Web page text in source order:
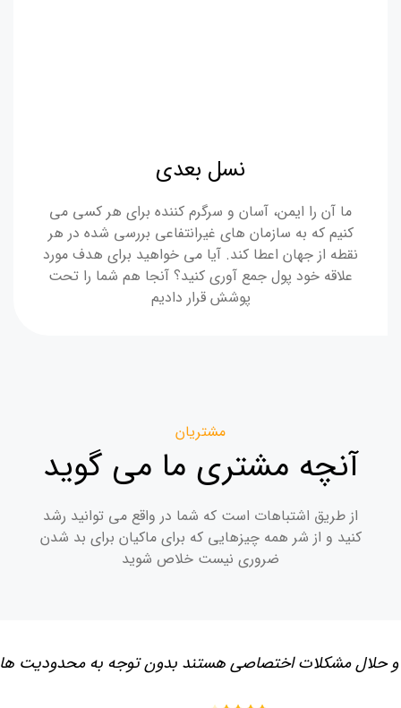
نسل بعدی
ما آن را ایمن، آسان و سرگرم کننده برای هر کسی می
کنیم که به سازمان های غیرانتفاعی بررسی شده در هر
نقطه از جهان اعطا کند. آیا می خواهید برای هدف مورد
علاقه خود پول جمع آوری کنید؟ آنجا هم شما را تحت
پوشش قرار دادیم
مشتریان
آنچه مشتری ما می گوید
از طریق اشتباهات است که شما در واقع می توانید رشد
کنید و از شر همه چیزهایی که برای ماکیان برای بد شدن
ضروری نیست خلاص شوید
و حلال مشکلات اختصاصی هستند بدون توجه به محدودیت